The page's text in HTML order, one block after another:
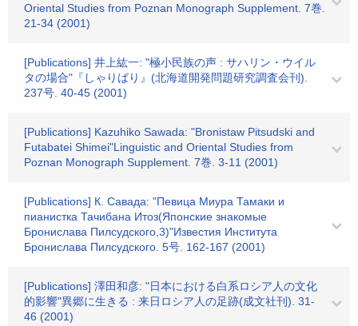
Oriental Studies from Poznan Monograph Supplement. 7巻.
21-34 (2001)
[Publications] 井上紘一: "極小民族の声 : サハリン・ウイル
タの場合"『しゃりばり』(北海道開発問題研究調査会刊).
237号. 40-45 (2001)
[Publications] Kazuhiko Sawada: "Bronistaw Pitsudski and
Futabatei Shimei"Linguistic and Oriental Studies from
Poznan Monograph Supplement. 7巻. 3-11 (2001)
[Publications] К. Савада: "Певица Миура Тамаки и
пианистка Тачибана Итоз(Японские знакомые
Бронислава Пилсудского,3)"Известия Института
Бронислава Пилсудского. 5号. 162-167 (2001)
[Publications] 澤田和彦: "日本における白系ロシア人の文化
的影響"異郷に生きる : 来日ロシア人の足跡(成文社刊). 31-
46 (2001)